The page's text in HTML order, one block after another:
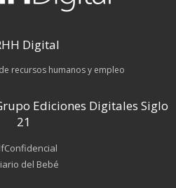
Digital
recursos humanos y empleo
Ediciones Digitales Siglo
21
del Bebé